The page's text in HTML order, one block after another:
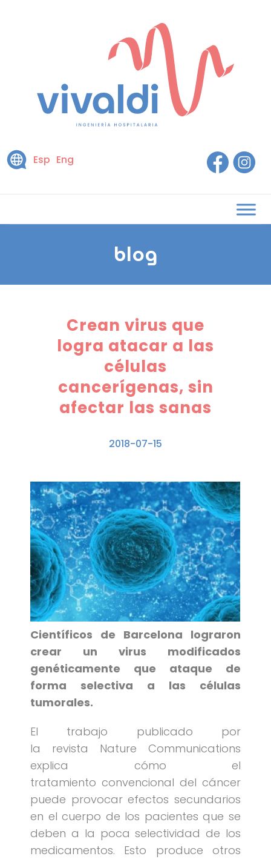
Esp Eng
blog
Crean virus que
logra atacar a las
células
cancerígenas, sin
afectar las sanas
2018-07-15
Científicos de Barcelona lograron
crear un virus modificados
genéticamente que ataque de
forma selectiva a las células
tumorales.
El trabajo publicado por
la revista Nature Communications
explica cómo el
tratamiento convencional del cáncer
puede provocar efectos secundarios
en el cuerpo de los pacientes que se
deben a la poca selectividad de los
medicamentos. Esto produce otros